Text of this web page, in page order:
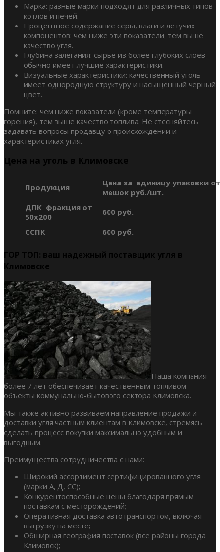
Марка: разные марки подходят для различных типов
котлов и печей.
Процентное содержание серы, влаги и летучих
компонентов: чем ниже эти показатели, тем выше
качество угля.
Глубина залегания: сырье из более глубоких слоев
обычно имеет лучшие характеристики.
Визуальные характеристики: качественный уголь
имеет однородную структуру и насыщенный черный
цвет.
Помните: чем ниже показатели (кроме температуры
горения), тем выше качество топлива. Не стесняйтесь
задавать вопросы продавцу о происхождении и
характеристиках угля.
Цена на уголь в Климовске
Продукция
Цена за единицу упаковки
мешок руб./шт.
ДПК фракция от
50х200
600 руб.
ССПК
600 руб.
ГОР ТОП: ваш надежный поставщик угля в
Климовске
Наша компания
более 7 лет обеспечивает качественным топливом
объекты коммунально-бытового сектора Климовска.
Мы также активно развиваем направление продажи и
доставки угля частным клиентам в Климовске, стремясь
сделать процесс покупки максимально удобным и
выгодным.
Преимущества сотрудничества с нами:
Широкий ассортимент сертифицированного угля
(марки А, Д, СС);
Конкурентоспособные цены благодаря прямым
поставкам с месторождений;
Оперативная доставка автотранспортом, включая
выгрузку на месте;
Обширная география поставок (все районы города
Климовск);